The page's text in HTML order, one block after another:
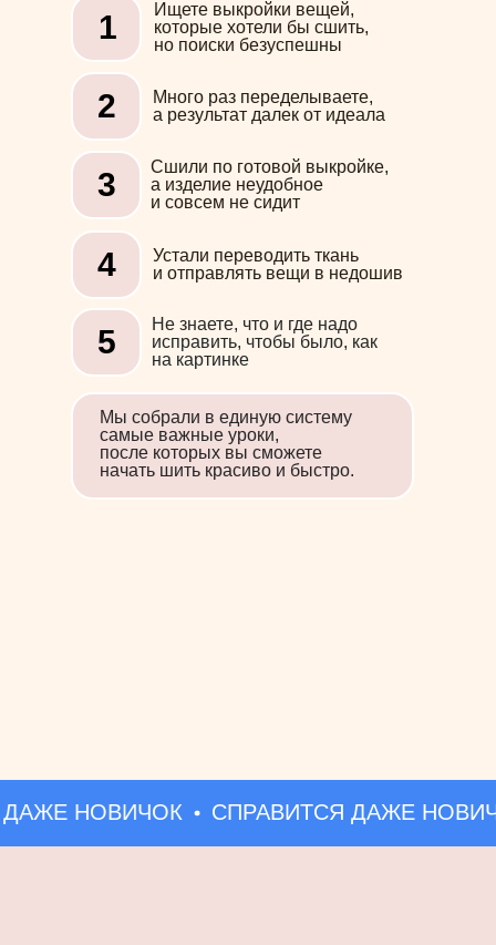
идеальной
Даже если
Ищете выкройки вещей,
которые хотели бы сшить,
но поиски безуспешны
1
Много раз переделываете,
а результат далек от идеала
2
Сшили по готовой выкройке,
а изделие неудобное
и совсем не сидит
3
Устали переводить ткань
и отправлять вещи в недошив
4
Не знаете, что и где надо
исправить, чтобы было, как
на картинке
5
Мы собрали в единую систему
самые важные уроки,
после которых вы сможете
начать шить красиво и быстро.
НОВИЧОК СПРАВИТСЯ ДАЖЕ